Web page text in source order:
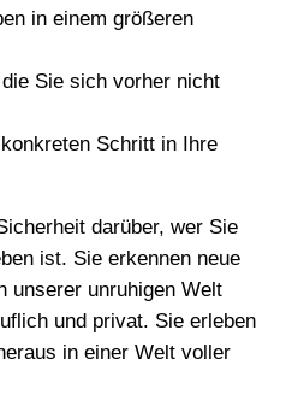
in einem größeren
Sie sich vorher nicht
Schritt in Ihre
darüber, wer Sie
ist. Sie erkennen neue
unserer unruhigen Welt
und privat. Sie erleben
in einer Welt voller